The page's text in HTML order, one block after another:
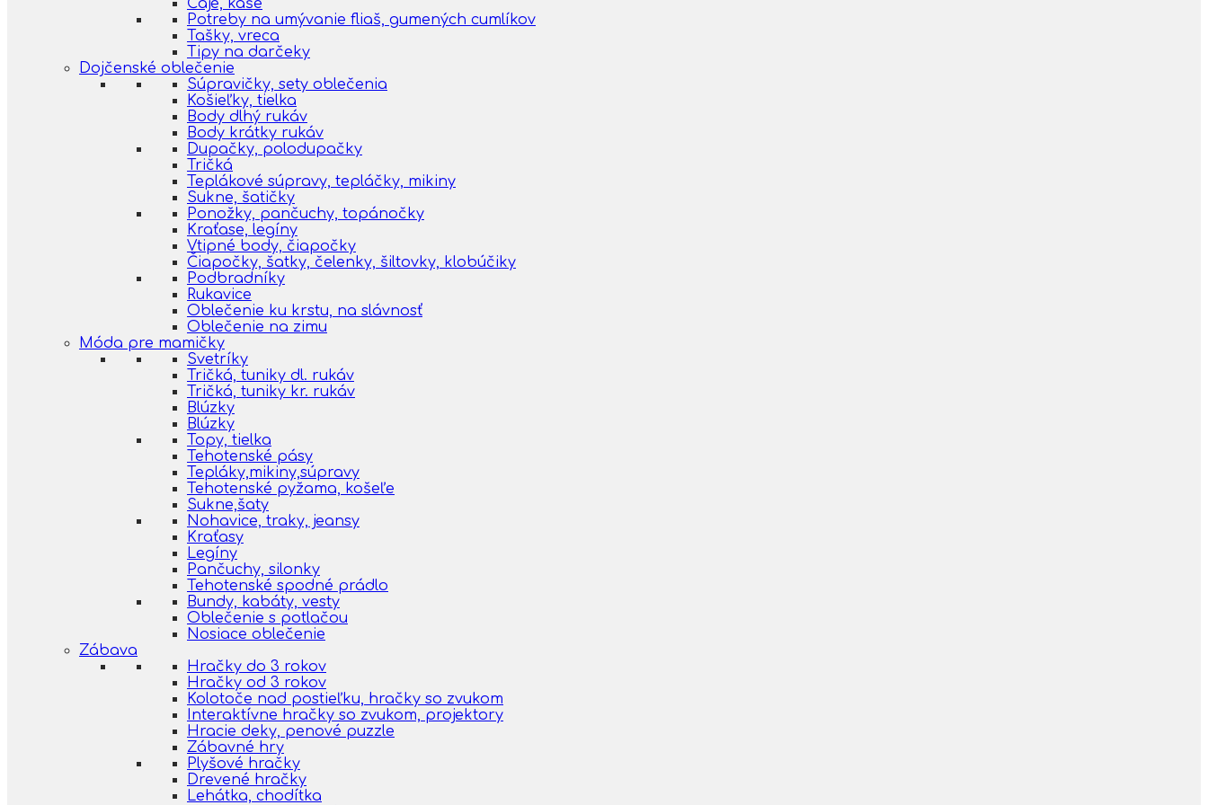
Čaje, kaše
Potreby na umývanie fliaš, gumených cumlíkov
Tašky, vreca
Tipy na darčeky
Dojčenské oblečenie
Súpravičky, sety oblečenia
Košieľky, tielka
Body dlhý rukáv
Body krátky rukáv
Dupačky, polodupačky
Tričká
Teplákové súpravy, tepláčky, mikiny
Sukne, šatičky
Ponožky, pančuchy, topánočky
Kraťase, legíny
Vtipné body, čiapočky
Čiapočky, šatky, čelenky, šiltovky, klobúčiky
Podbradníky
Rukavice
Oblečenie ku krstu, na slávnosť
Oblečenie na zimu
Móda pre mamičky
Svetríky
Tričká, tuniky dl. rukáv
Tričká, tuniky kr. rukáv
Blúzky
Blúzky
Topy, tielka
Tehotenské pásy
Tepláky,mikiny,súpravy
Tehotenské pyžama, košeľe
Sukne,šaty
Nohavice, traky, jeansy
Kraťasy
Legíny
Pančuchy, silonky
Tehotenské spodné prádlo
Bundy, kabáty, vesty
Oblečenie s potlačou
Nosiace oblečenie
Zábava
Hračky do 3 rokov
Hračky od 3 rokov
Kolotoče nad postieľku, hračky so zvukom
Interaktívne hračky so zvukom, projektory
Hracie deky, penové puzzle
Zábavné hry
Plyšové hračky
Drevené hračky
Lehátka, chodítka